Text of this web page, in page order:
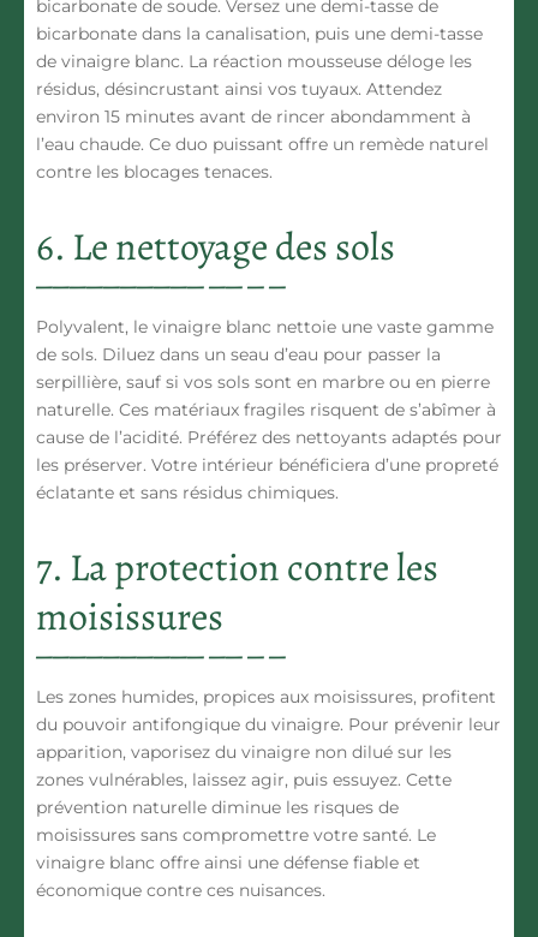
bicarbonate de soude. Versez une demi-tasse de
bicarbonate dans la canalisation, puis une demi-tasse
de vinaigre blanc. La réaction mousseuse déloge les
résidus, désincrustant ainsi vos tuyaux. Attendez
environ 15 minutes avant de rincer abondamment à
l’eau chaude. Ce duo puissant offre un remède naturel
contre les blocages tenaces.
6. Le nettoyage des sols
Polyvalent, le vinaigre blanc nettoie une vaste gamme
de sols. Diluez dans un seau d’eau pour passer la
serpillière, sauf si vos sols sont en marbre ou en pierre
naturelle. Ces matériaux fragiles risquent de s’abîmer à
cause de l’acidité. Préférez des nettoyants adaptés pour
les préserver. Votre intérieur bénéficiera d’une propreté
éclatante et sans résidus chimiques.
7. La protection contre les
moisissures
Les zones humides, propices aux moisissures, profitent
du pouvoir antifongique du vinaigre. Pour prévenir leur
apparition, vaporisez du vinaigre non dilué sur les
zones vulnérables, laissez agir, puis essuyez. Cette
prévention naturelle diminue les risques de
moisissures sans compromettre votre santé. Le
vinaigre blanc offre ainsi une défense fiable et
économique contre ces nuisances.